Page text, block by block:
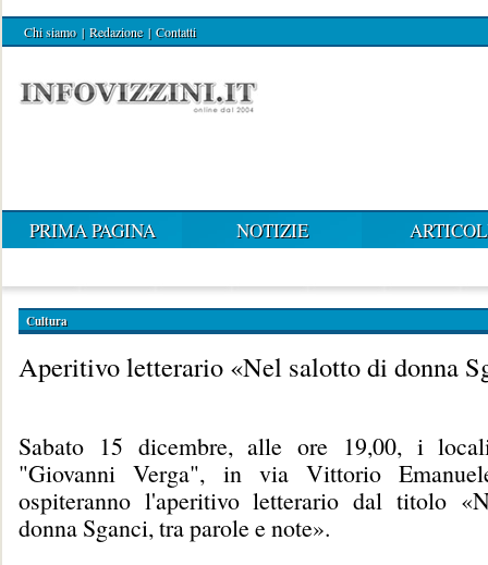
Chi siamo | Redazione | Contatti
PRIMA PAGINA NOTIZIE
Cultura
Aperitivo letterario «Nel salotto di donna
Sabato 15 dicembre, alle ore 19,00, i
"Giovanni Verga", in via Vittorio
ospiteranno l'aperitivo letterario dal titolo
donna Sganci, tra parole e note».